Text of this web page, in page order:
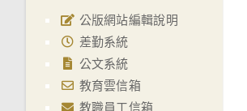
公版網站編輯說明
差勤系統
公文系統
教育雲信箱
教職員工信箱